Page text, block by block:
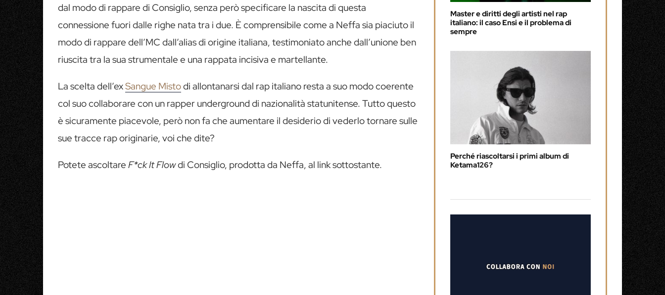
dal modo di rappare di Consiglio, senza però specificare la nascita di questa
connessione fuori dalle righe nata tra i due. È comprensibile come a Neffa sia piaciuto il
modo di rappare dell’MC dall’alias di origine italiana, testimoniato anche dall’unione ben
riuscita tra la sua strumentale e una rappata incisiva e martellante.
La scelta dell’exSangue Mistodi allontanarsi dal rap italiano resta a suo modo coerente
col suo collaborare con un rapper underground di nazionalità statunitense. Tutto questo
è sicuramente piacevole, però non fa che aumentare il desiderio di vederlo tornare sulle
sue tracce rap originarie, voi che dite?
Potete ascoltare F*ck It Flowdi Consiglio, prodotta da Neffa, al link sottostante.
Master e diritti degli artisti nel rap
italiano: il caso Ensi e il problema di
sempre
Perché riascoltarsi i primi album di
Ketama126?